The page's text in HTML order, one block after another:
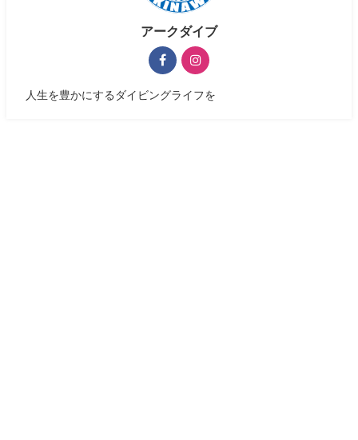
アークダイブ
人生を豊かにするダイビングライフを